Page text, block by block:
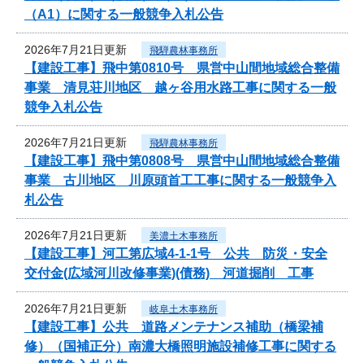
（A1）に関する一般競争入札公告
2026年7月21日更新 飛騨農林事務所
【建設工事】飛中第0810号 県営中山間地域総合整備
事業 清見荘川地区 越ヶ谷用水路工事に関する一般
競争入札公告
2026年7月21日更新 飛騨農林事務所
【建設工事】飛中第0808号 県営中山間地域総合整備
事業 古川地区 川原頭首工工事に関する一般競争入
札公告
2026年7月21日更新 美濃土木事務所
【建設工事】河工第広域4-1-1号 公共 防災・安全
交付金(広域河川改修事業)(債務) 河道掘削 工事
2026年7月21日更新 岐阜土木事務所
【建設工事】公共 道路メンテナンス補助（橋梁補
修）（国補正分）南濃大橋照明施設補修工事に関する